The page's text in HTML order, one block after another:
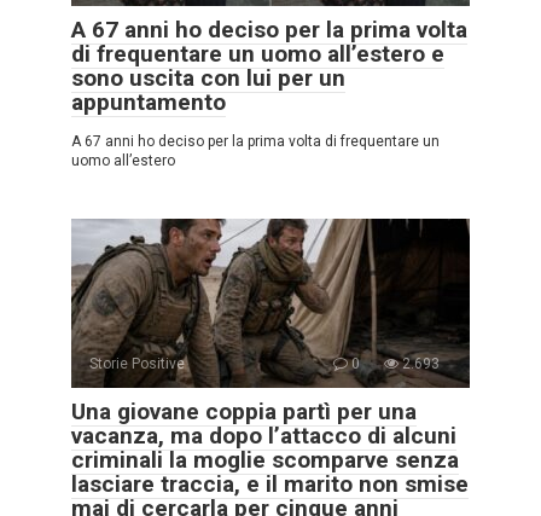
A 67 anni ho deciso per la prima volta
di frequentare un uomo all’estero e
sono uscita con lui per un
appuntamento
A 67 anni ho deciso per la prima volta di frequentare un
uomo all’estero
Storie Positive 0 2.693
Una giovane coppia partì per una
vacanza, ma dopo l’attacco di alcuni
criminali la moglie scomparve senza
lasciare traccia, e il marito non smise
mai di cercarla per cinque anni